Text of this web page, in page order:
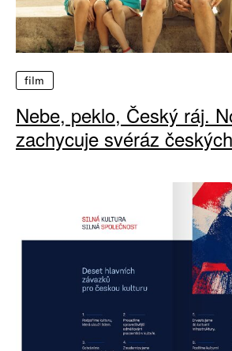
film
Nebe, peklo, Český ráj.
zachycuje svéráz